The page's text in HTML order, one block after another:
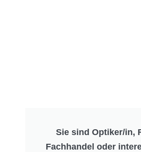
Sie sind Optiker/in,
Fachhandel oder